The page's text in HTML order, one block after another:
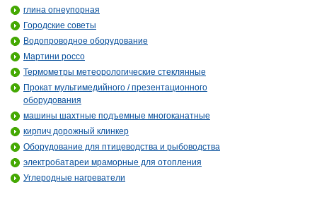
глина огнеупорная
Городские советы
Водопроводное оборудование
Мартини россо
Термометры метеорологические стеклянные
Прокат мультимедийного / презентационного
оборудования
машины шахтные подъемные многоканатные
кирпич дорожный клинкер
Оборудование для птицеводства и рыбоводства
электробатареи мраморные для отопления
Углеродные нагреватели